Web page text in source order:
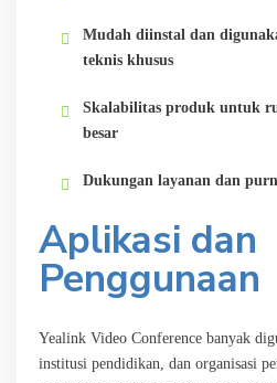
Mudah diinstal dan
teknis khusus
Skalabilitas produk untuk
besar
Dukungan layanan dan
Aplikasi dan
Penggunaan
Yealink Video Conference banyak
institusi pendidikan, dan organisasi